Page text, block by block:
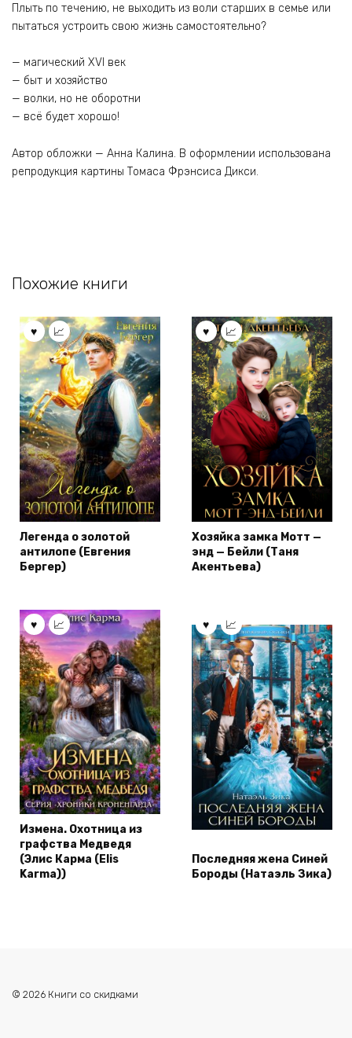
Плыть по течению, не выходить из воли старших в семье или
пытаться устроить свою жизнь самостоятельно?
— магический XVI век
— быт и хозяйство
— волки, но не оборотни
— всё будет хорошо!
Автор обложки — Анна Калина. В оформлении использована
репродукция картины Томаса Фрэнсиса Дикси.
Похожие книги
Легенда о золотой
антилопе (Евгения
Бергер)
Хозяйка замка Мотт —
энд — Бейли (Таня
Акентьева)
Измена. Охотница из
графства Медведя
(Элис Карма (Elis
Karma))
Последняя жена Синей
Бороды (Натаэль Зика)
© 2026 Книги со скидками